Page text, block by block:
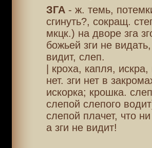
ЗГА- ж. темь,
сгинуть?, сокращ.
мкцк.) на дворе зга
божьей зги не
видит, слеп.
| кроха, капля,
нет. зги нет в
искорка; крошка.
слепой слепого
слепой плачет, что
а зги не видит!